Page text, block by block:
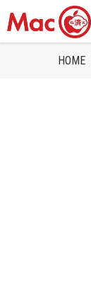
HOME